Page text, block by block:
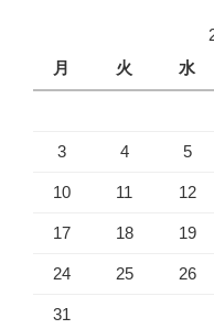
月
火 水
3 4 5
10 11 12
17 18 19
24 25 26
31